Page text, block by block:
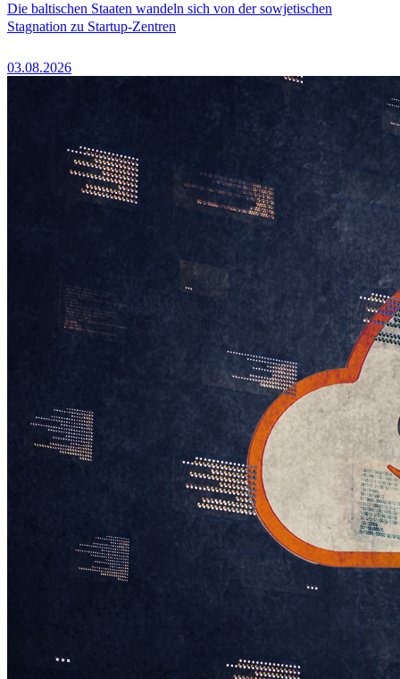
Die baltischen Staaten wandeln sich von der sowjetischen
Stagnation zu Startup-Zentren
03.08.2026